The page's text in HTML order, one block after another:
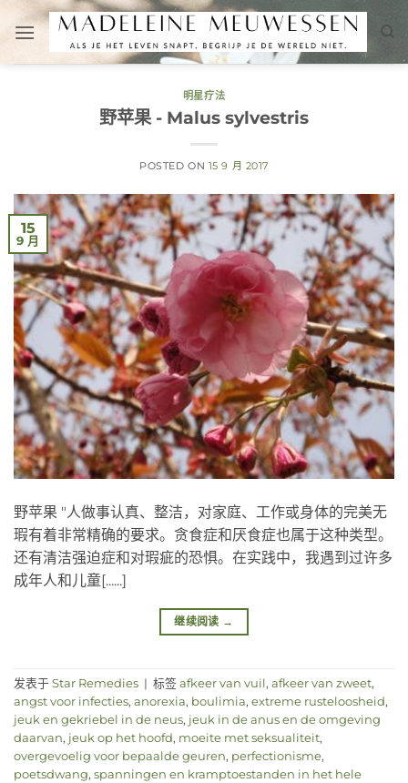
明星疗法
野苹果 - Malus sylvestris
POSTED ON 15 9 月 2017
15
9 月
野苹果 "人做事认真、整洁，对家庭、工作或身体的完美无
瑕有着非常精确的要求。贪食症和厌食症也属于这种类型。
还有清洁强迫症和对瑕疵的恐惧。在实践中，我遇到过许多
成年人和儿童[......]
继续阅读 →
发表于 Star Remedies | 标签 afkeer van vuil, afkeer van zweet,
angst voor infecties, anorexia, boulimia, extreme rusteloosheid,
jeuk en gekriebel in de neus, jeuk in de anus en de omgeving
daarvan, jeuk op het hoofd, moeite met seksualiteit,
overgevoelig voor bepaalde geuren, perfectionisme,
poetsdwang, spanningen en kramptoestanden in het hele